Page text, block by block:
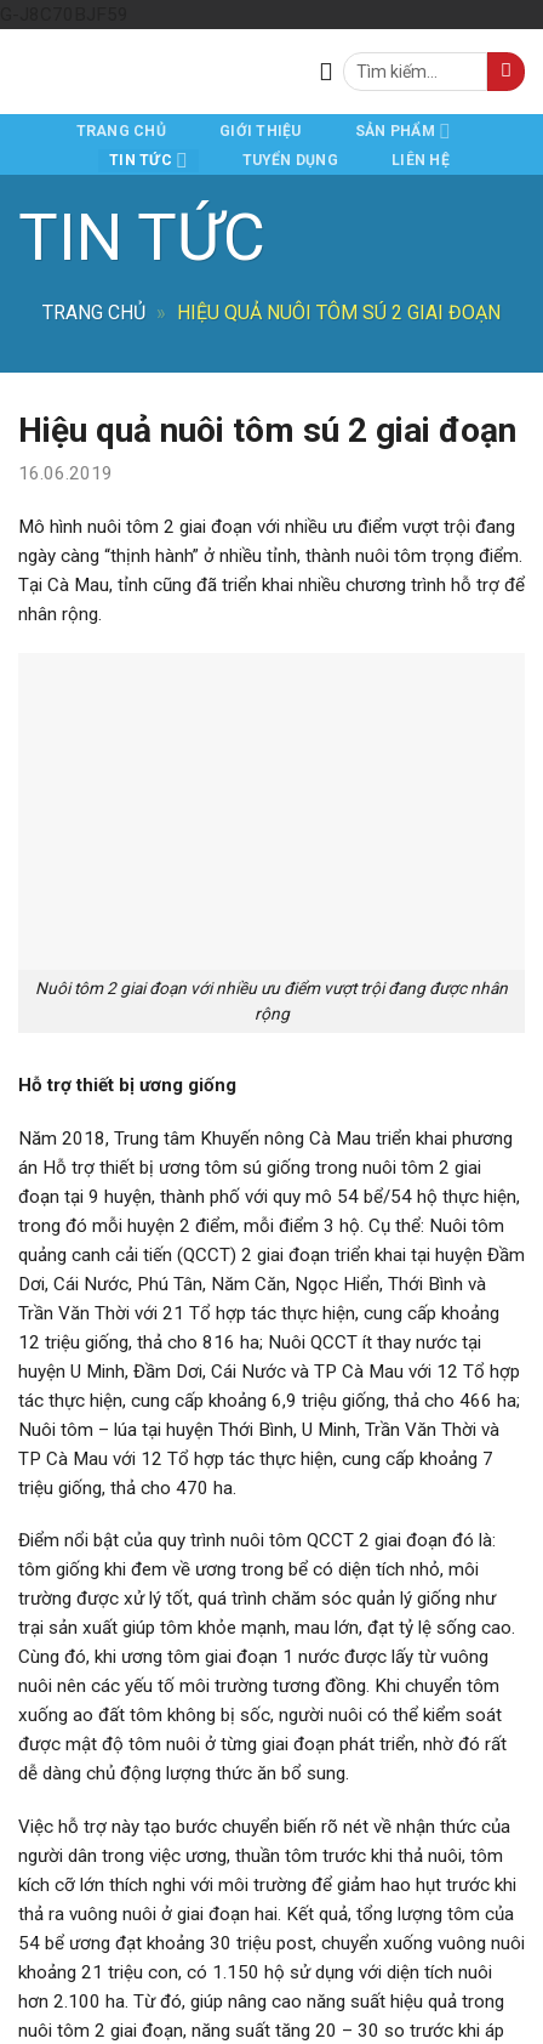
Tìm
kiếm:
TRANG CHỦ GIỚI THIỆU
SẢN PHẨM
TIN TỨC
TUYỂN DỤNG LIÊN HỆ
TIN TỨC
TRANG CHỦ » HIỆU QUẢ NUÔI TÔM SÚ 2 GIAI ĐOẠN
Hiệu quả nuôi tôm sú 2 giai đoạn
16.06.2019
Mô hình nuôi tôm 2 giai đoạn với nhiều ưu điểm vượt trội đang
ngày càng “thịnh hành” ở nhiều tỉnh, thành nuôi tôm trọng điểm.
Tại Cà Mau, tỉnh cũng đã triển khai nhiều chương trình hỗ trợ để
nhân rộng.
Nuôi tôm 2 giai đoạn với nhiều ưu điểm vượt trội đang được nhân
rộng
Hỗ trợ thiết bị ương giống
Năm 2018, Trung tâm Khuyến nông Cà Mau triển khai phương
án Hỗ trợ thiết bị ương tôm sú giống trong nuôi tôm 2 giai
đoạn tại 9 huyện, thành phố với quy mô 54 bể/54 hộ thực hiện,
trong đó mỗi huyện 2 điểm, mỗi điểm 3 hộ. Cụ thể: Nuôi tôm
quảng canh cải tiến (QCCT) 2 giai đoạn triển khai tại huyện Đầm
Dơi, Cái Nước, Phú Tân, Năm Căn, Ngọc Hiển, Thới Bình và
Trần Văn Thời với 21 Tổ hợp tác thực hiện, cung cấp khoảng
12 triệu giống, thả cho 816 ha; Nuôi QCCT ít thay nước tại
huyện U Minh, Đầm Dơi, Cái Nước và TP Cà Mau với 12 Tổ hợp
tác thực hiện, cung cấp khoảng 6,9 triệu giống, thả cho 466 ha;
Nuôi tôm – lúa tại huyện Thới Bình, U Minh, Trần Văn Thời và
TP Cà Mau với 12 Tổ hợp tác thực hiện, cung cấp khoảng 7
triệu giống, thả cho 470 ha.
Điểm nổi bật của quy trình nuôi tôm QCCT 2 giai đoạn đó là:
tôm giống khi đem về ương trong bể có diện tích nhỏ, môi
trường được xử lý tốt, quá trình chăm sóc quản lý giống như
trại sản xuất giúp tôm khỏe mạnh, mau lớn, đạt tỷ lệ sống cao.
Cùng đó, khi ương tôm giai đoạn 1 nước được lấy từ vuông
nuôi nên các yếu tố môi trường tương đồng. Khi chuyển tôm
xuống ao đất tôm không bị sốc, người nuôi có thể kiểm soát
được mật độ tôm nuôi ở từng giai đoạn phát triển, nhờ đó rất
dễ dàng chủ động lượng thức ăn bổ sung.
Việc hỗ trợ này tạo bước chuyển biến rõ nét về nhận thức của
người dân trong việc ương, thuần tôm trước khi thả nuôi, tôm
kích cỡ lớn thích nghi với môi trường để giảm hao hụt trước khi
thả ra vuông nuôi ở giai đoạn hai. Kết quả, tổng lượng tôm của
54 bể ương đạt khoảng 30 triệu post, chuyển xuống vuông nuôi
khoảng 21 triệu con, có 1.150 hộ sử dụng với diện tích nuôi
hơn 2.100 ha. Từ đó, giúp nâng cao năng suất hiệu quả trong
nuôi tôm 2 giai đoạn, năng suất tăng 20 – 30 so trước khi áp